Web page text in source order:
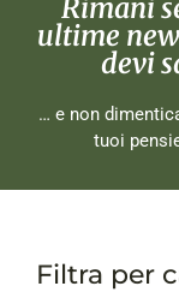
Rimani
ultime
devi
… e non
tuoi
Filtra per